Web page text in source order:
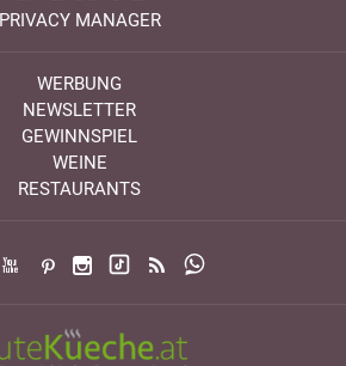
PRIVACY MANAGER
WERBUNG
NEWSLETTER
GEWINNSPIEL
WEINE
RESTAURANTS